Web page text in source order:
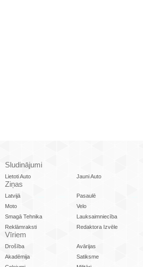
Sludinājumi
Lietoti Auto Jauni Auto
Ziņas
Latvijā Pasaulē
Moto
Velo
Smagā Tehnika
Lauksaimniecība
Reklāmraksti
Redaktora Izvēle
Vīriem
Drošība Avārijas
Akadēmija
Satiksme